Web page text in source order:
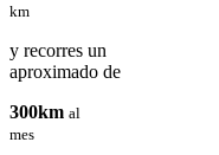
km
y recorres un
aproximado de
300km al
mes